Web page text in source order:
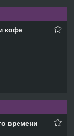
кофе
времени